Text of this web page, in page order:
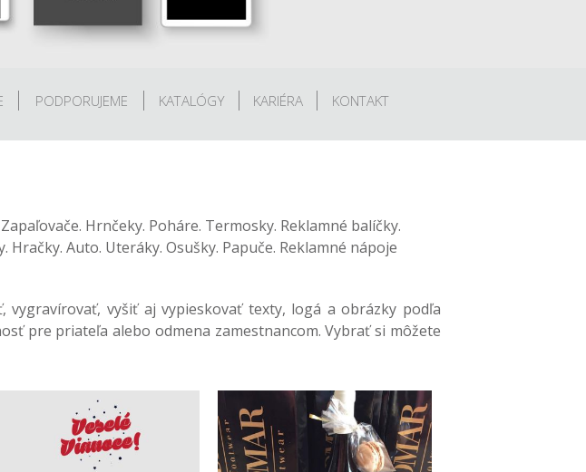
PODPORUJEME KATALÓGY KARIÉRA KONTAKT
Hrnčeky. Poháre. Termosky. Reklamné balíčky.
Auto. Uteráky. Osušky. Papuče. Reklamné nápoje
vyšiť aj vypieskovať texty, logá a obrázky podľa
pre priateľa alebo odmena zamestnancom. Vybrať si môžete